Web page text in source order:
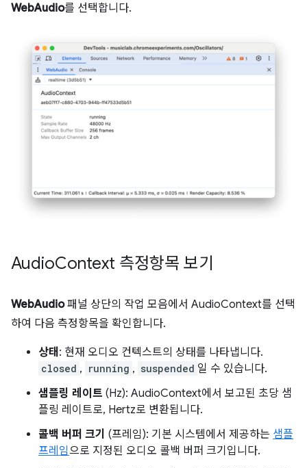
WebAudio를 선택합니다.
AudioContext 측정항목 보기
WebAudio패널 상단의 작업 모음에서 AudioContext를 선택
하여 다음 측정항목을 확인합니다.
상태 : 현재 오디오 컨텍스트의 상태를 나타냅니다.
closed , running , suspended 일 수 있습니다.
샘플링 레이트 (Hz): AudioContext에서 보고된 초당 샘
플링 레이트로, Hertz로 변환됩니다.
콜백 버퍼 크기 (프레임): 기본 시스템에서 제공하는 샘플
프레임으로 지정된 오디오 콜백 버퍼 크기입니다.